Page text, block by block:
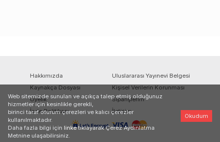
Hakkımızda
Uluslararası Yayınevi Belgesi
Kaynakça Dosyası
Kişisel Verilerin Korunması
Üyelik
Siparişlerim
İade Politikası
İletişim
Web sitemizde sunulan ve açıkça talep etmiş olduğunuz
hizmetler için kesinlikle gerekli,
birinci taraf oturum çerezleri ve kalıcı çerezler
kullanılmaktadır.
Daha fazla bilgi için linke tıklayarak Çerez Aydınlatma
Metnine ulaşabilirsiniz.
Okudum